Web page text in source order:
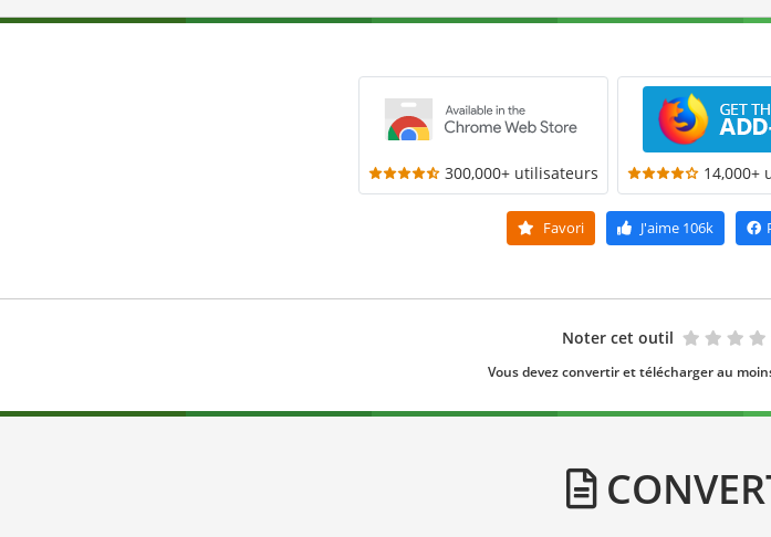
300,000+ utilisateurs 14,000+
Favori J'aime106k
Noter cet outil
Vous devez convertir et télécharger au